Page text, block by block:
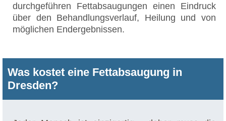
durchgeführen Fettabsaugungen einen Eindruck
über den Behandlungsverlauf, Heilung und von
möglichen Endergebnissen.
Was kostet eine Fettabsaugung in
Dresden?